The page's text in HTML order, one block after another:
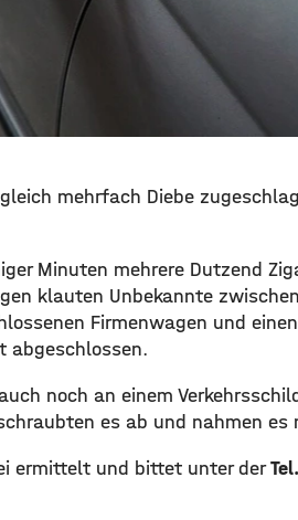
mehrfach Diebe
Minuten mehrere Dutzend
klauten Unbekannte
Firmenwagen und
abgeschlossen.
noch an einem
es ab und nahmen es
ermittelt und bittet unter derTel.